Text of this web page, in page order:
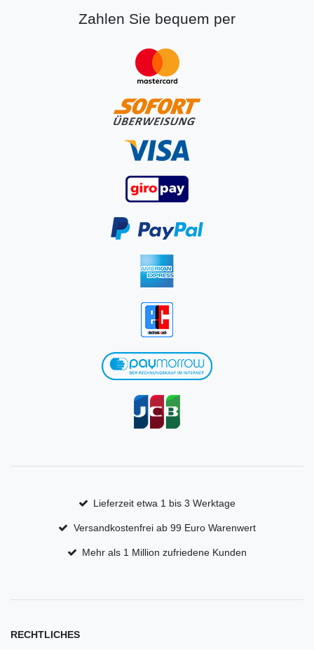
Zahlen Sie bequem per
Lieferzeit etwa 1 bis 3 Werktage
Versandkostenfrei ab 99 Euro Warenwert
Mehr als 1 Million zufriedene Kunden
RECHTLICHES